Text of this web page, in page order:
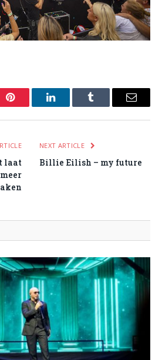
Pinterest LinkedInTumblr Email
laat
NEXT ARTICLE
Billie Eilish – my future